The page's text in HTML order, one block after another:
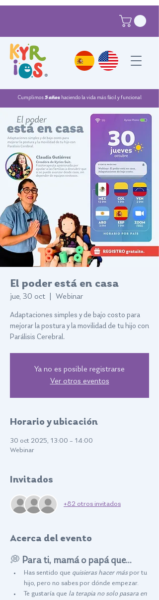
Cumplimos5 añoshaciendo la vida más fácil y funcional
®
El poder está en casa
jue, 30 oct Webinar
Adaptaciones simples y de bajo costo para
mejorar la postura y la movilidad de tu hijo con
Parálisis Cerebral.
Ya no es posible registrarse
Ver otros eventos
Horario y ubicación
30 oct 2025, 13:00 – 14:00
Webinar
Invitados
+82 otros invitados
Acerca del evento
💭 Para ti, mamá o papá que…
Has sentido que quisieras hacer más por tu
hijo, pero no sabes por dónde empezar.
Te gustaría que la terapia no solo pasara en